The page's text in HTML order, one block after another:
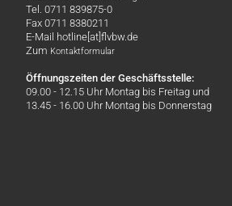
Tel. 0711 839875-0
Fax 0711 8380211
E-Mail hotline[at]flvbw.de
Zum Kontaktformular
Öffnungszeiten der Geschäftsstelle:
09.00 - 12.15 Uhr Montag bis Freitag und
13.45 - 16.00 Uhr Montag bis Donnerstag